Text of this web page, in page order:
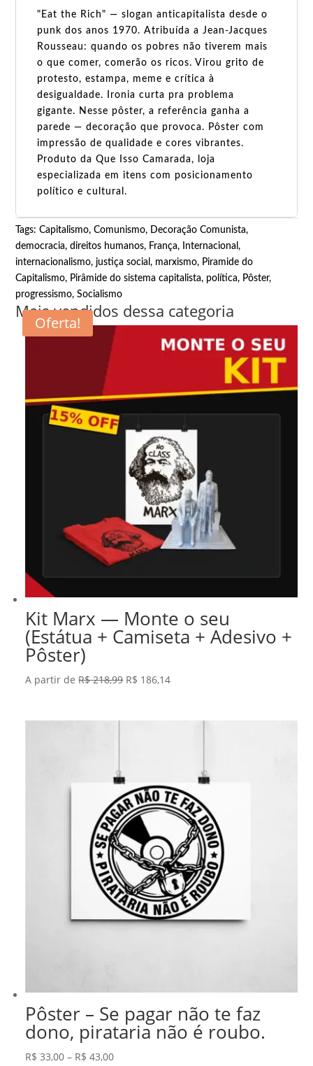
"Eat the Rich" — slogan anticapitalista desde o
punk dos anos 1970. Atribuída a Jean-Jacques
Rousseau: quando os pobres não tiverem mais
o que comer, comerão os ricos. Virou grito de
protesto, estampa, meme e crítica à
desigualdade. Ironia curta pra problema
gigante. Nesse pôster, a referência ganha a
parede — decoração que provoca. Pôster com
impressão de qualidade e cores vibrantes.
Produto da Que Isso Camarada, loja
especializada em itens com posicionamento
político e cultural.
Tags:Capitalismo,Comunismo, Decoração Comunista,
democracia,direitos humanos, França, Internacional,
internacionalismo,justiça social, marxismo, Piramide do
Capitalismo, Pirâmide do sistema capitalista, política, Pôster,
progressismo,Socialismo
Mais vendidos dessa categoria
Oferta!
Kit Marx — Monte o seu
(Estátua + Camiseta + Adesivo +
Pôster)
A partir deR$218,99 O
R$ 186,14O
Pôster – Se pagar não te faz
dono, pirataria não é roubo.
R$ 33,00 – R$ 43,00Faixa